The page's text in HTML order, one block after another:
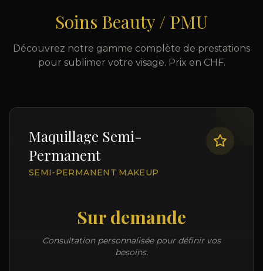
Soins Beauty / PMU
Découvrez notre gamme complète de prestations
pour sublimer votre visage. Prix en CHF.
Maquillage Semi-
Permanent
SEMI-PERMANENT MAKEUP
Sur demande
Consultation personnalisée pour définir vos
besoins.